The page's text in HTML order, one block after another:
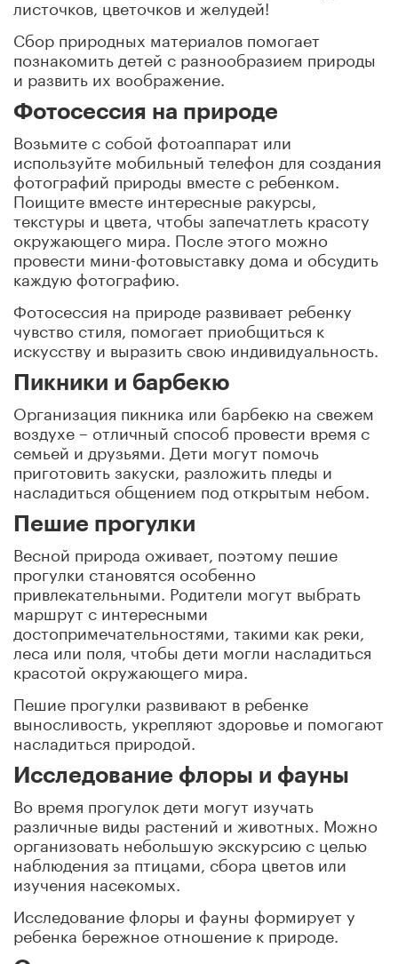
листочков, цветочков и желудей!
Сбор природных материалов помогает
познакомить детей с разнообразием природы
и развить их воображение.
Фотосессия на природе
Возьмите с собой фотоаппарат или
используйте мобильный телефон для создания
фотографий природы вместе с ребенком.
Поищите вместе интересные ракурсы,
текстуры и цвета, чтобы запечатлеть красоту
окружающего мира. После этого можно
провести мини-фотовыставку дома и обсудить
каждую фотографию.
Фотосессия на природе развивает ребенку
чувство стиля, помогает приобщиться к
искусству и выразить свою индивидуальность.
Пикники и барбекю
Организация пикника или барбекю на свежем
воздухе – отличный способ провести время с
семьей и друзьями. Дети могут помочь
приготовить закуски, разложить пледы и
насладиться общением под открытым небом.
Пешие прогулки
Весной природа оживает, поэтому пешие
прогулки становятся особенно
привлекательными. Родители могут выбрать
маршрут с интересными
достопримечательностями, такими как реки,
леса или поля, чтобы дети могли насладиться
красотой окружающего мира.
Пешие прогулки развивают в ребенке
выносливость, укрепляют здоровье и помогают
насладиться природой.
Исследование флоры и фауны
Во время прогулок дети могут изучать
различные виды растений и животных. Можно
организовать небольшую экскурсию с целью
наблюдения за птицами, сбора цветов или
изучения насекомых.
Исследование флоры и фауны формирует у
ребенка бережное отношение к природе.